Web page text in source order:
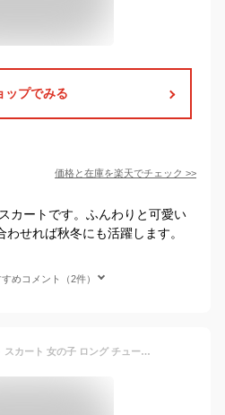
ップでみる
価格と在庫を楽天でチェック >>
カートです。ふんわりと可愛い
せれば秋冬にも活躍します。
めコメント（2件）
チュールロングスカート スカート 女の子 ロング チュール チュールスカート ひざ丈 ひざ下 フレア おしゃれ ティーンズ 女子 春 夏 キッズ 子供服 子ども 小学生 中学生 130cm 140cm 150cm 160cm Amouriregirl アムリールガール